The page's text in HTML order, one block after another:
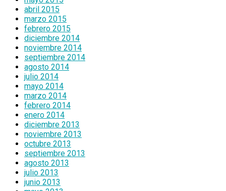
abril 2015
marzo 2015
febrero 2015
diciembre 2014
noviembre 2014
septiembre 2014
agosto 2014
julio 2014
mayo 2014
marzo 2014
febrero 2014
enero 2014
diciembre 2013
noviembre 2013
octubre 2013
septiembre 2013
agosto 2013
julio 2013
junio 2013